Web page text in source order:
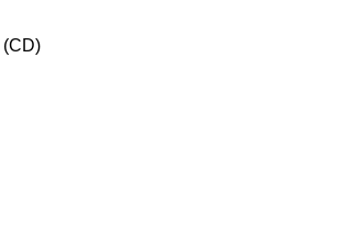
(CD)